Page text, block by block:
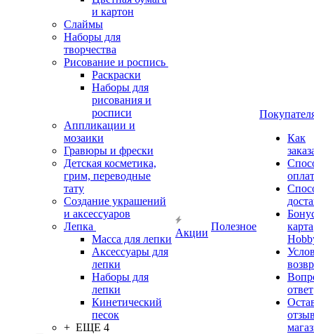
и картон
Слаймы
Наборы для
творчества
Рисование и роспись
Раскраски
Наборы для
рисования и
росписи
Аппликации и
мозаики
Гравюры и фрески
Детская косметика,
грим, переводные
тату
Создание украшений
и аксессуаров
Лепка
Масса для лепки
Аксессуары для
лепки
Наборы для
лепки
Кинетический
песок
+ ЕЩЕ 4
Акции
Полезное
Как
карта
ответ